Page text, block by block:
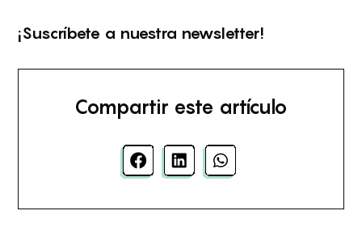
¡Suscríbete a nuestra newsletter!
Compartir este artículo